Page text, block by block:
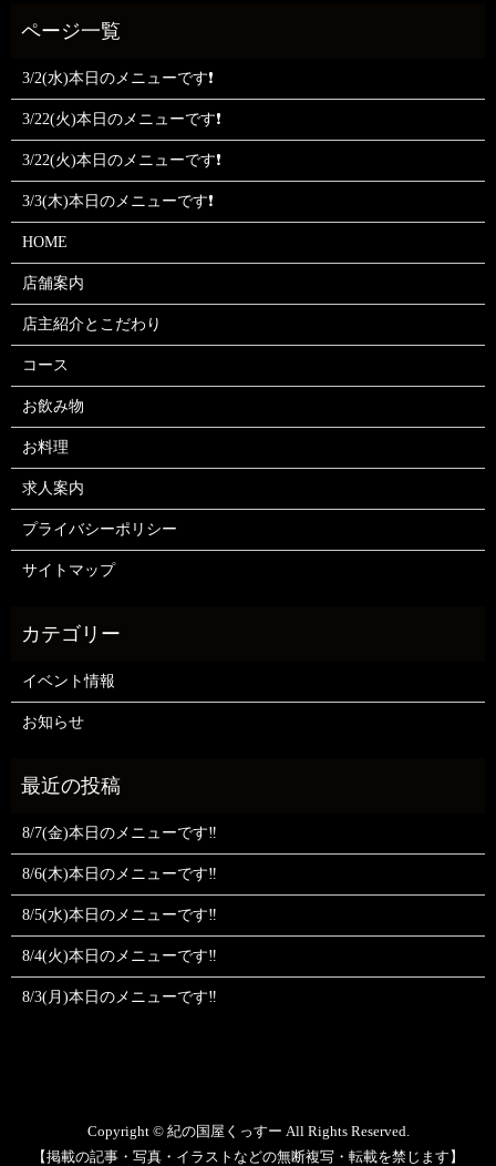
3/2(水)本日のメニューです❗
3/22(火)本日のメニューです❗
3/22(火)本日のメニューです❗
3/3(木)本日のメニューです❗
HOME
店舗案内
店主紹介とこだわり
コース
お飲み物
お料理
求人案内
プライバシーポリシー
サイトマップ
イベント情報
お知らせ
8/7(金)本日のメニューです‼️
8/6(木)本日のメニューです‼️
8/5(水)本日のメニューです‼️
8/4(火)本日のメニューです‼️
8/3(月)本日のメニューです‼️
Copyright © 紀の国屋くっすー All Rights Reserved.
【掲載の記事・写真・イラストなどの無断複写・転載を禁じます】